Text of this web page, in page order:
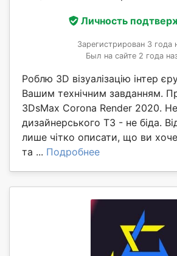
Личность
Зарегистрирован 3 года
Был на сайте 2 года
Роблю 3D візуалізацію інтер
Вашим технічним завданням.
3DsMax Corona Render 2020.
дизайнерського ТЗ - не біда.
лише чітко описати, що ви
та ... Подробнее